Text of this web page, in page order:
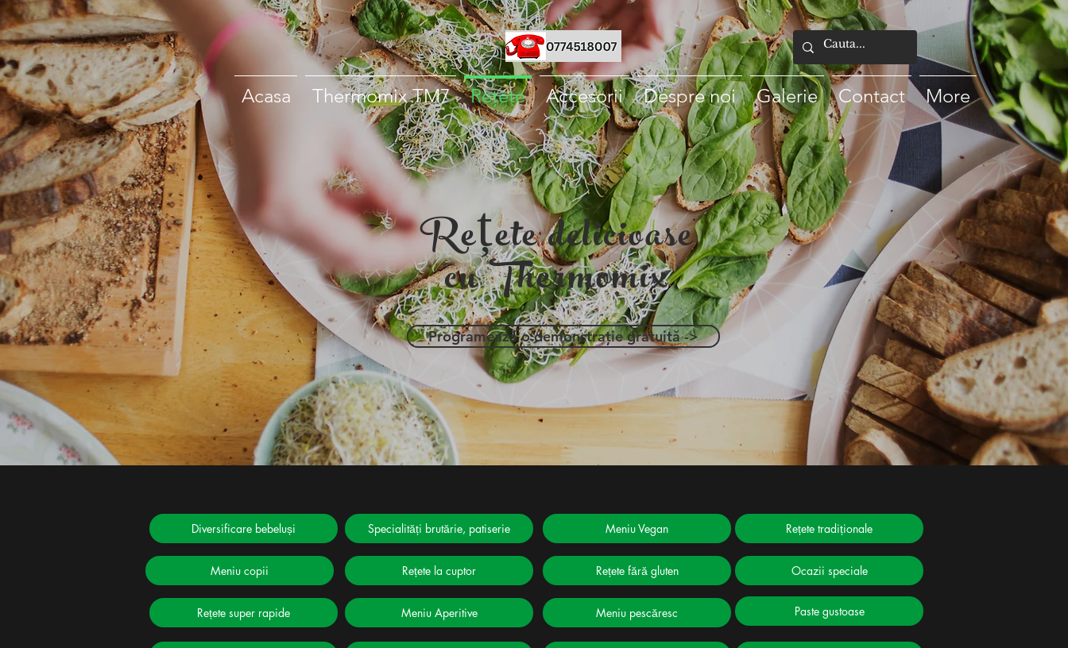
Acasa Thermomix TM7 Rețete Accesorii Despre noi Galerie Contact More
Programează o demonstrație gratuită ->
Rețete delicioase
cu Thermomix
Diversificare bebeluși Specialități brutărie, patiserie Meniu Vegan Rețete tradiționale
Meniu copii Rețete la cuptor Rețete fără gluten Ocazii speciale
Rețete super rapide Meniu Aperitive Meniu pescăresc Paste gustoase